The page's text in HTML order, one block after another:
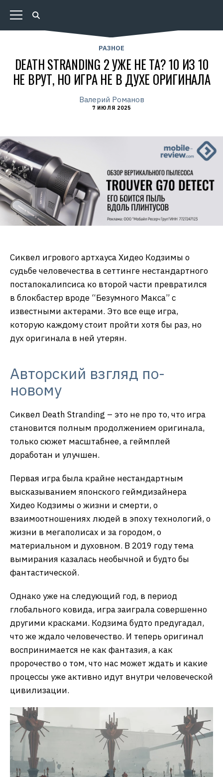
РАЗНОЕ
DEATH STRANDING 2 УЖЕ НЕ ТА? 10 ИЗ 10
НЕ ВРУТ, НО ИГРА НЕ В ДУХЕ ОРИГИНАЛА
Валерий Романов
7 ИЮЛЯ 2025
Сиквел игрового артхауса Хидео Кодзимы о
судьбе человечества в сеттинге нестандартного
постапокалипсиса ко второй части превратился
в блокбастер вроде “Безумного Макса” с
известными актерами. Это все еще игра,
которую каждому стоит пройти хотя бы раз, но
дух оригинала в ней утерян.
Авторский взгляд по-
новому
Сиквел Death Stranding – это не про то, что игра
становится полным продолжением оригинала,
только сюжет масштабнее, а геймплей
доработан и улучшен.
Первая игра была крайне нестандартным
высказыванием японского геймдизайнера
Хидео Кодзимы о жизни и смерти, о
взаимоотношениях людей в эпоху технологий, о
жизни в мегаполисах и за городом, о
материальном и духовном. В 2019 году тема
вымирания казалась необычной и будто бы
фантастической.
Однако уже на следующий год, в период
глобального ковида, игра заиграла совершенно
другими красками. Кодзима будто предугадал,
что же ждало человечество. И теперь оригинал
воспринимается не как фантазия, а как
пророчество о том, что нас может ждать и какие
процессы уже активно идут внутри человеческой
цивилизации.